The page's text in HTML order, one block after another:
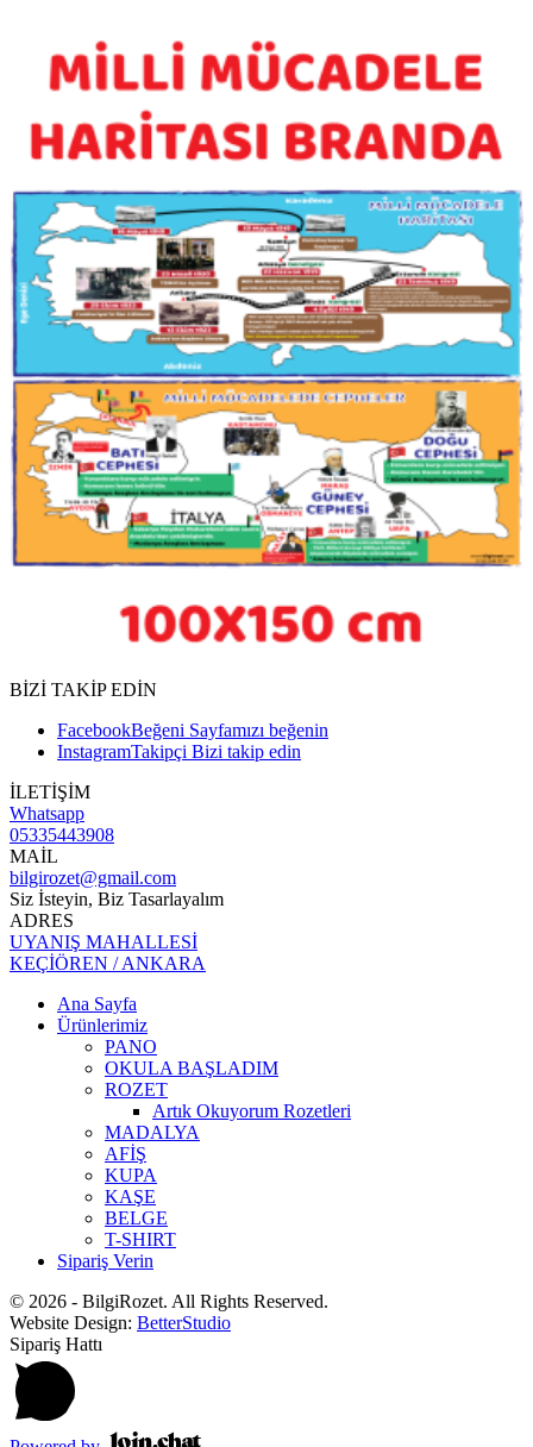
BİZİ TAKİP EDİN
FacebookBeğeni Sayfamızı beğenin
InstagramTakipçi Bizi takip edin
İLETİŞİM
Whatsapp
05335443908
MAİL
bilgirozet@gmail.com
Siz İsteyin, Biz Tasarlayalım
ADRES
UYANIŞ MAHALLESİ
KEÇİÖREN / ANKARA
Ana Sayfa
Ürünlerimiz
PANO
OKULA BAŞLADIM
ROZET
Artık Okuyorum Rozetleri
MADALYA
AFİŞ
KUPA
KAŞE
BELGE
T-SHIRT
Sipariş Verin
© 2026 - BilgiRozet. All Rights Reserved.
Website Design: BetterStudio
Sipariş Hattı